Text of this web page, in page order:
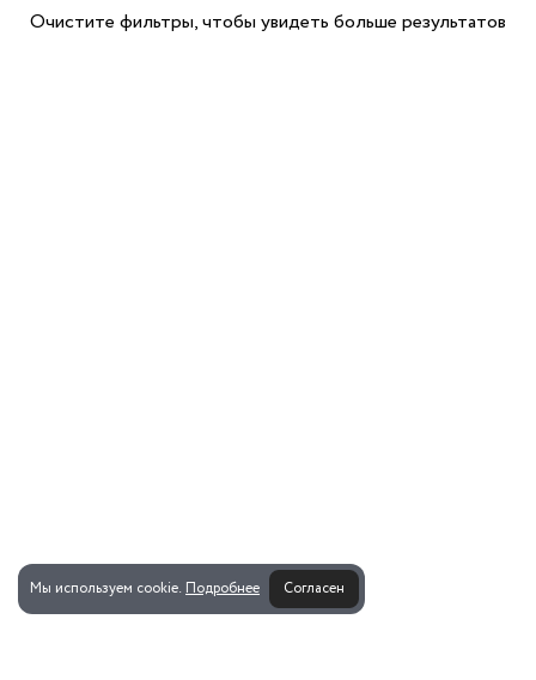
Мы используем cookie. Подробнее Согласен
Очистите фильтры, чтобы увидеть больше результатов